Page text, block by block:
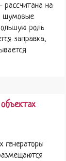
на
шумовые
роль
заправка,
генераторы